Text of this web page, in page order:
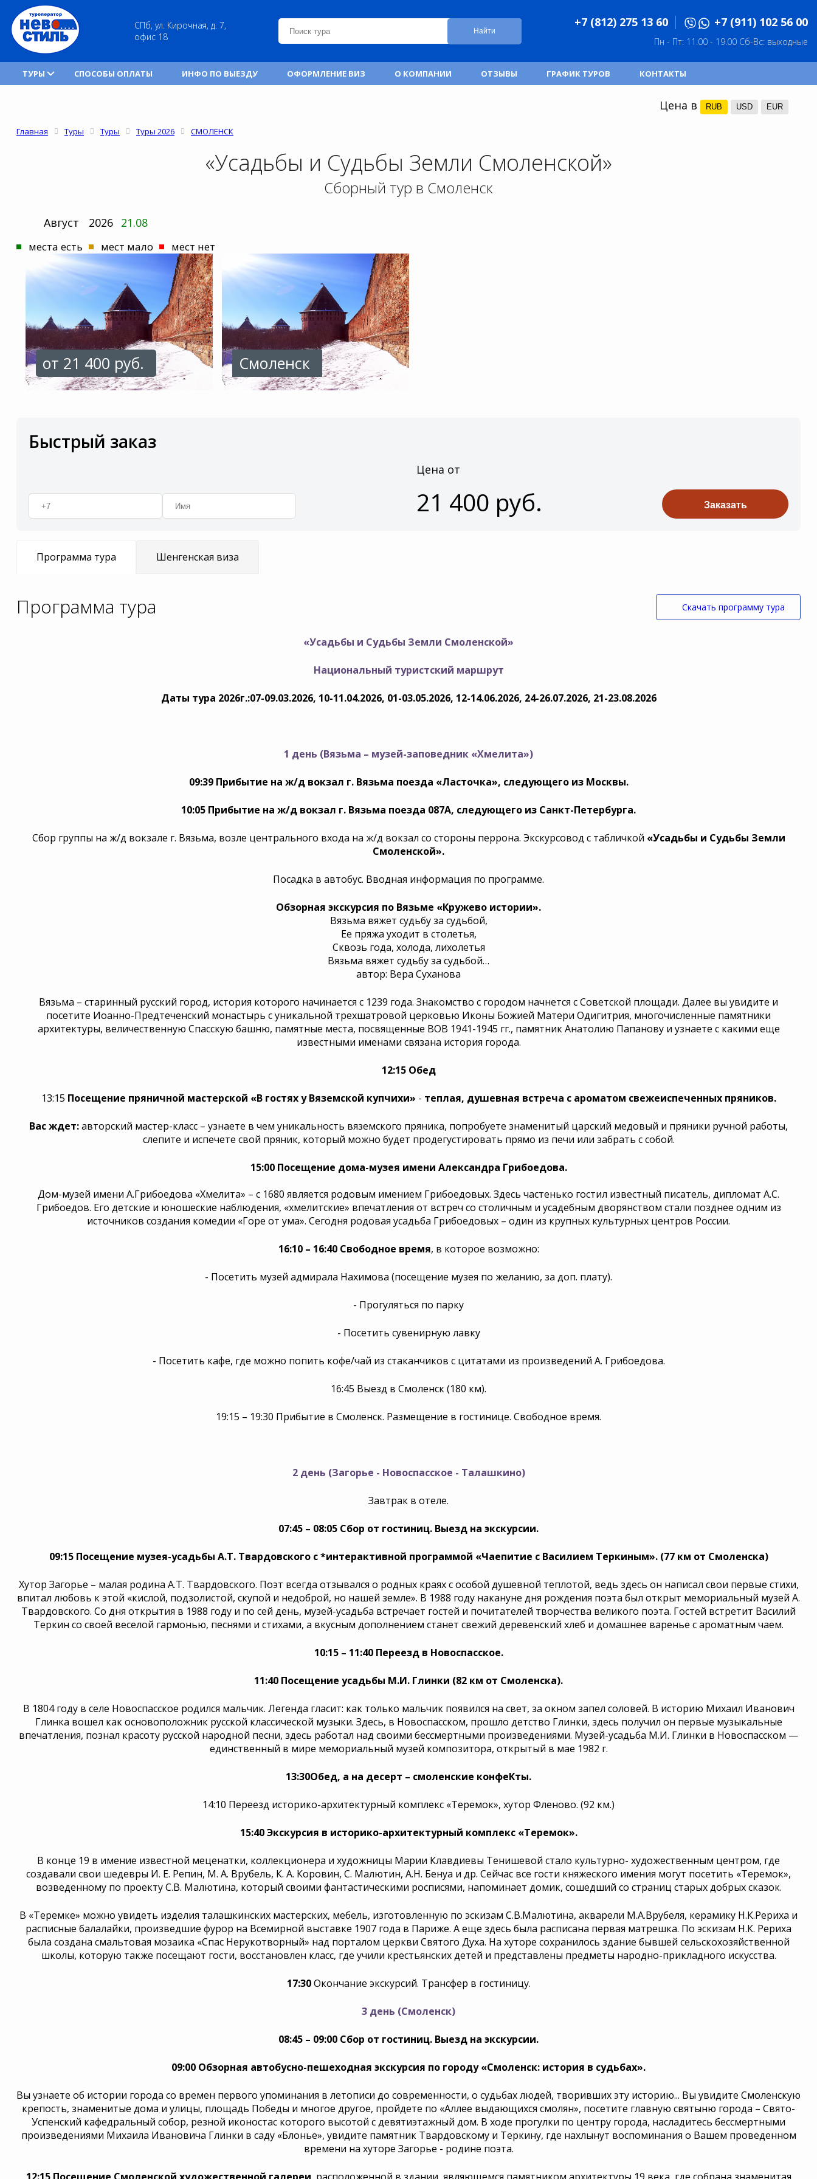
СПб, ул. Кирочная, д. 7,
офис 18
Найти
+7 (812) 275 13 60 +7 (911) 102 56 00
Пн - Пт: 11.00 - 19.00 Сб-Вс: выходные
ТУРЫ СПОСОБЫ ОПЛАТЫ ИНФО ПО ВЫЕЗДУ ОФОРМЛЕНИЕ ВИЗ О КОМПАНИИ ОТЗЫВЫ ГРАФИК ТУРОВ КОНТАКТЫ
Цена в RUB USD EUR
Главная Туры Туры Туры 2026 СМОЛЕНСК
«Усадьбы и Судьбы Земли Смоленской»
Сборный тур в Смоленск
Август 2026 21.08
места есть мест мало мест нет
от 21 400 руб. Смоленск
Быстрый заказ
Цена от
21 400 руб. Заказать
Программа тура Шенгенская виза
Программа тура Скачать программу тура
«Усадьбы и Судьбы Земли Смоленской»
Национальный туристский маршрут
Даты тура 2026г.:07-09.03.2026, 10-11.04.2026, 01-03.05.2026, 12-14.06.2026, 24-26.07.2026, 21-23.08.2026
1 день (Вязьма – музей-заповедник «Хмелита»)
09:39 Прибытие на ж/д вокзал г. Вязьма поезда «Ласточка», следующего из Москвы.
10:05 Прибытие на ж/д вокзал г. Вязьма поезда 087А, следующего из Санкт-Петербурга.
Сбор группы на ж/д вокзале г. Вязьма, возле центрального входа на ж/д вокзал со стороны перрона. Экскурсовод с табличкой «Усадьбы и Судьбы Земли
Смоленской».
Посадка в автобус. Вводная информация по программе.
Обзорная экскурсия по Вязьме «Кружево истории».
Вязьма вяжет судьбу за судьбой,
Ее пряжа уходит в столетья,
Сквозь года, холода, лихолетья
Вязьма вяжет судьбу за судьбой…
автор: Вера Суханова
Вязьма – старинный русский город, история которого начинается с 1239 года. Знакомство с городом начнется с Советской площади. Далее вы увидите и
посетите Иоанно-Предтеченский монастырь с уникальной трехшатровой церковью Иконы Божией Матери Одигитрия, многочисленные памятники
архитектуры, величественную Спасскую башню, памятные места, посвященные ВОВ 1941-1945 гг., памятник Анатолию Папанову и узнаете с какими еще
известными именами связана история города.
12:15 Обед
13:15 Посещение пряничной мастерской «В гостях у Вяземской купчихи» - теплая, душевная встреча с ароматом свежеиспеченных пряников.
Вас ждет:авторский мастер-класс – узнаете в чем уникальность вяземского пряника, попробуете знаменитый царский медовый и пряники ручной работы,
слепите и испечете свой пряник, который можно будет продегустировать прямо из печи или забрать с собой.
15:00 Посещение дома-музея имени Александра Грибоедова.
Дом-музей имени А.Грибоедова «Хмелита» – с 1680 является родовым имением Грибоедовых. Здесь частенько гостил известный писатель, дипломат А.С.
Грибоедов. Его детские и юношеские наблюдения, «хмелитские» впечатления от встреч со столичным и усадебным дворянством стали позднее одним из
источников создания комедии «Горе от ума». Сегодня родовая усадьба Грибоедовых – один из крупных культурных центров России.
16:10 – 16:40 Свободное время, в которое возможно:
- Посетить музей адмирала Нахимова (посещение музея по желанию, за доп. плату).
- Прогуляться по парку
- Посетить сувенирную лавку
- Посетить кафе, где можно попить кофе/чай из стаканчиков с цитатами из произведений А. Грибоедова.
16:45 Выезд в Смоленск (180 км).
19:15 – 19:30 Прибытие в Смоленск. Размещение в гостинице. Свободное время.
2 день (Загорье - Новоспасское - Талашкино)
Завтрак в отеле.
07:45 – 08:05 Сбор от гостиниц. Выезд на экскурсии.
09:15 Посещение музея-усадьбы А.Т. Твардовского с *интерактивной программой «Чаепитие с Василием Теркиным». (77 км от Смоленска)
Хутор Загорье – малая родина А.Т. Твардовского. Поэт всегда отзывался о родных краях с особой душевной теплотой, ведь здесь он написал свои первые стихи,
впитал любовь к этой «кислой, подзолистой, скупой и недоброй, но нашей земле». В 1988 году накануне дня рождения поэта был открыт мемориальный музей А.
Твардовского. Со дня открытия в 1988 году и по сей день, музей-усадьба встречает гостей и почитателей творчества великого поэта. Гостей встретит Василий
Теркин со своей веселой гармонью, песнями и стихами, а вкусным дополнением станет свежий деревенский хлеб и домашнее варенье с ароматным чаем.
10:15 – 11:40 Переезд в Новоспасское.
11:40 Посещение усадьбы М.И. Глинки (82 км от Смоленска).
В 1804 году в селе Новоспасское родился мальчик. Легенда гласит: как только мальчик появился на свет, за окном запел соловей. В историю Михаил Иванович
Глинка вошел как основоположник русской классической музыки. Здесь, в Новоспасском, прошло детство Глинки, здесь получил он первые музыкальные
впечатления, познал красоту русской народной песни, здесь работал над своими бессмертными произведениями. Музей-усадьба М.И. Глинки в Новоспасском —
единственный в мире мемориальный музей композитора, открытый в мае 1982 г.
13:30Обед, а на десерт – смоленские конфеКты.
14:10 Переезд историко-архитектурный комплекс «Теремок», хутор Фленово. (92 км.)
15:40 Экскурсия в историко-архитектурный комплекс «Теремок».
В конце 19 в имение известной меценатки, коллекционера и художницы Марии Клавдиевы Тенишевой стало культурно- художественным центром, где
создавали свои шедевры И. Е. Репин, М. А. Врубель, К. А. Коровин, С. Малютин, А.Н. Бенуа и др. Сейчас все гости княжеского имения могут посетить «Теремок»,
возведенному по проекту С.В. Малютина, который своими фантастическими росписями, напоминает домик, сошедший со страниц старых добрых сказок.
В «Теремке» можно увидеть изделия талашкинских мастерских, мебель, изготовленную по эскизам С.В.Малютина, акварели М.А.Врубеля, керамику Н.К.Рериха и
расписные балалайки, произведшие фурор на Всемирной выставке 1907 года в Париже. А еще здесь была расписана первая матрешка. По эскизам Н.К. Рериха
была создана смальтовая мозаика «Спас Нерукотворный» над порталом церкви Святого Духа. На хуторе сохранилось здание бывшей сельскохозяйственной
школы, которую также посещают гости, восстановлен класс, где учили крестьянских детей и представлены предметы народно-прикладного искусства.
17:30Окончание экскурсий. Трансфер в гостиницу.
3 день (Смоленск)
08:45 – 09:00 Сбор от гостиниц. Выезд на экскурсии.
09:00 Обзорная автобусно-пешеходная экскурсия по городу «Смоленск: история в судьбах».
Вы узнаете об истории города со времен первого упоминания в летописи до современности, о судьбах людей, творивших эту историю... Вы увидите Смоленскую
крепость, знаменитые дома и улицы, площадь Победы и многое другое, пройдете по «Аллее выдающихся смолян», посетите главную святыню города – Свято-
Успенский кафедральный собор, резной иконостас которого высотой с девятиэтажный дом. В ходе прогулки по центру города, насладитесь бессмертными
произведениями Михаила Ивановича Глинки в саду «Блонье», увидите памятник Твардовскому и Теркину, где нахлынут воспоминания о Вашем проведенном
времени на хуторе Загорье - родине поэта.